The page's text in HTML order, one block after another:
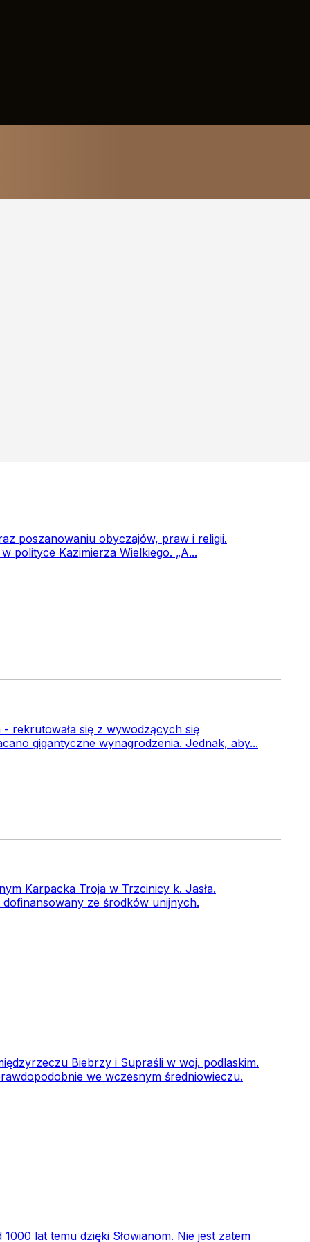
poszanowaniu obyczajów, praw i religii.
polityce Kazimierza Wielkiego. „A...
rekrutowała się z wywodzących się
gigantyczne wynagrodzenia. Jednak, aby...
Karpacka Troja w Trzcinicy k. Jasła.
ze środków unijnych.
Biebrzy i Supraśli w woj. podlaskim.
we wczesnym średniowieczu.
lat temu dzięki Słowianom. Nie jest zatem